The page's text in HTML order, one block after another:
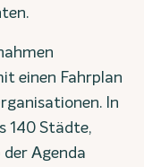
einen Fahrplan
In
140 Städte,
der Agenda